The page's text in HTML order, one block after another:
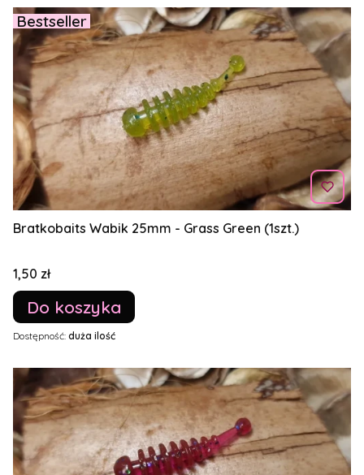
Bestseller
Bratkobaits Wabik 25mm - Grass Green (1szt.)
Cena
1,50 zł
Do koszyka
Dostępność: duża ilość